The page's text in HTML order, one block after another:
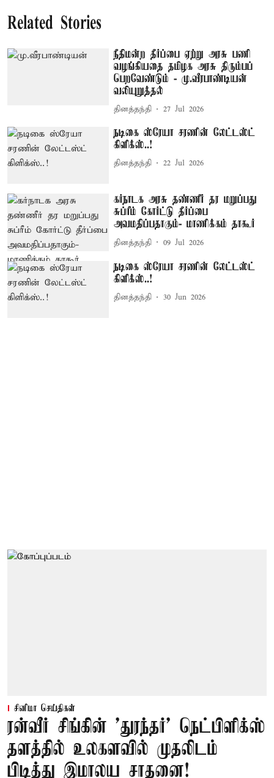
Related Stories
நீதிமன்ற தீர்ப்பை ஏற்று அரசு பணி
வழங்கியதை தமிழக அரசு திரும்பப்
பெறவேண்டும் - மு.வீரபாண்டியன்
வலியுறுத்தல்
தினத்தந்தி 27 Jul 2026
நடிகை ஸ்ரேயா சரணின் லேட்டஸ்ட்
கிளிக்ஸ்..!
தினத்தந்தி 22 Jul 2026
கர்நாடக அரசு தண்ணீர் தர மறுப்பது
சுப்ரீம் கோர்ட்டு தீர்ப்பை
அவமதிப்பதாகும்- மாணிக்கம் தாகூர்
தினத்தந்தி 09 Jul 2026
நடிகை ஸ்ரேயா சரணின் லேட்டஸ்ட்
கிளிக்ஸ்..!
தினத்தந்தி 30 Jun 2026
சினிமா செய்திகள்
ரன்வீர் சிங்கின் 'துரந்தர்' நெட்பிளிக்ஸ்
தளத்தில் உலகளவில் முதலிடம்
பிடித்து இமாலய சாதனை!